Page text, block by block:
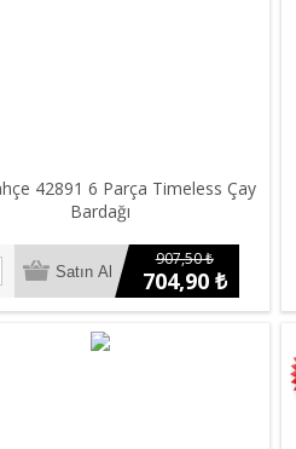
42891 6 Parça Timeless Çay
Bardağı
907,50 ₺
704,90 ₺